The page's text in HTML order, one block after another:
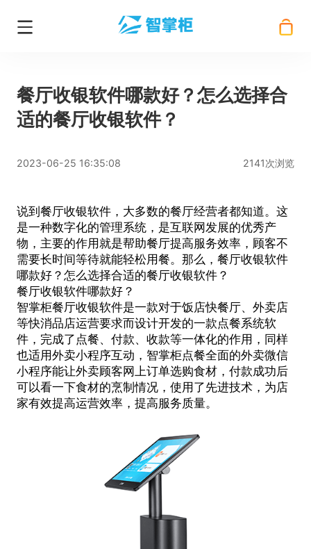
餐厅收银软件哪款好？怎么选择合
适的餐厅收银软件？
2023-06-25 16:35:08 2141次浏览
说到餐厅收银软件，大多数的餐厅经营者都知道。这
是一种数字化的管理系统，是互联网发展的优秀产
物，主要的作用就是帮助餐厅提高服务效率，顾客不
需要长时间等待就能轻松用餐。那么， 餐厅收银软件
哪款好？怎么选择合适的餐厅收银软件？
餐厅收银软件哪款好？
智掌柜餐厅收银软件是一款对于饭店快餐厅、外卖店
等快消品店运营要求而设计开发的一款点餐系统软
件，完成了点餐、付款、收款等一体化的作用，同样
也适用外卖小程序互动，智掌柜点餐全面的外卖微信
小程序能让外卖顾客网上订单选购食材，付款成功后
可以看一下食材的烹制情况，使用了先进技术，为店
家有效提高运营效率，提高服务质量。